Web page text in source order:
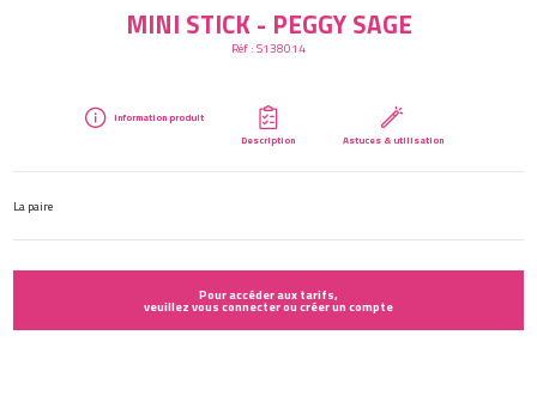
MINI STICK - PEGGY SAGE
Réf :S138014
Information produit
Description
Astuces & utilisation
La paire
Pour accéder aux tarifs,
veuillez vous connecter ou créer un compte